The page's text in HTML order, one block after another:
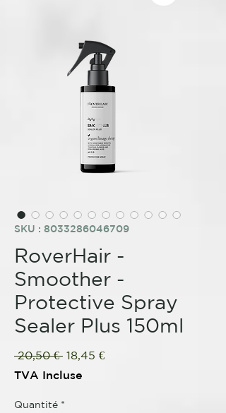
SKU : 8033286046709
RoverHair -
Smoother -
Protective Spray
Sealer Plus 150ml
20,50 € Prix
18,45 €Prix
TVA Incluse
Quantité *